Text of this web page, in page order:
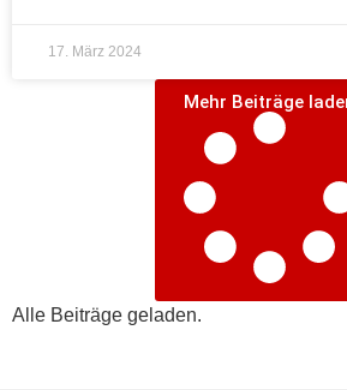
17. März 2024
Mehr Beiträge
Alle Beiträge geladen.